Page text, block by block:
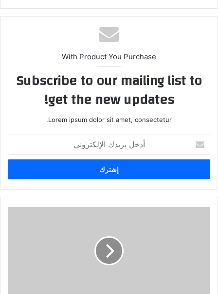
With Product You Purchase
Subscribe to our mailing list to
get the new updates!
Lorem ipsum dolor sit amet, consectetur.
بريدك
الإلكتروني